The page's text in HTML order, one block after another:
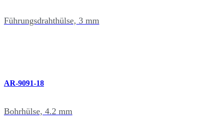
Führungsdrahthülse, 3 mm
AR-9091-18
Bohrhülse, 4.2 mm